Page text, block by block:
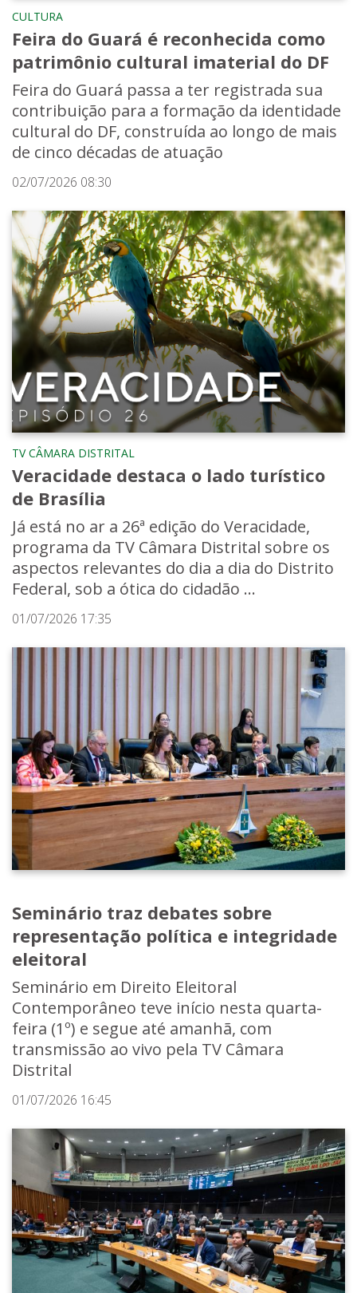
CULTURA
Feira do Guará é reconhecida como
patrimônio cultural imaterial do DF
Feira do Guará passa a ter registrada sua
contribuição para a formação da identidade
cultural do DF, construída ao longo de mais
de cinco décadas de atuação
02/07/2026 08:30
TV CÂMARA DISTRITAL
Veracidade destaca o lado turístico
de Brasília
Já está no ar a 26ª edição do Veracidade,
programa da TV Câmara Distrital sobre os
aspectos relevantes do dia a dia do Distrito
Federal, sob a ótica do cidadão ...
01/07/2026 17:35
Seminário traz debates sobre
representação política e integridade
eleitoral
Seminário em Direito Eleitoral
Contemporâneo teve início nesta quarta-
feira (1º) e segue até amanhã, com
transmissão ao vivo pela TV Câmara
Distrital
01/07/2026 16:45